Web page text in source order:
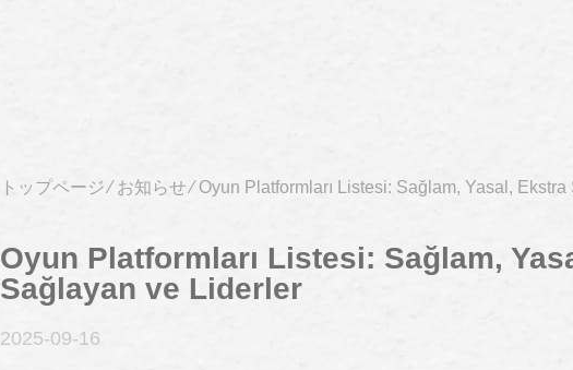
トップページ⁄ お知らせ⁄Oyun Platformları Listesi: Sağlam, Yasal,
Oyun Platformları Listesi: Sağlam,
Sağlayan ve Liderler
2025-09-16